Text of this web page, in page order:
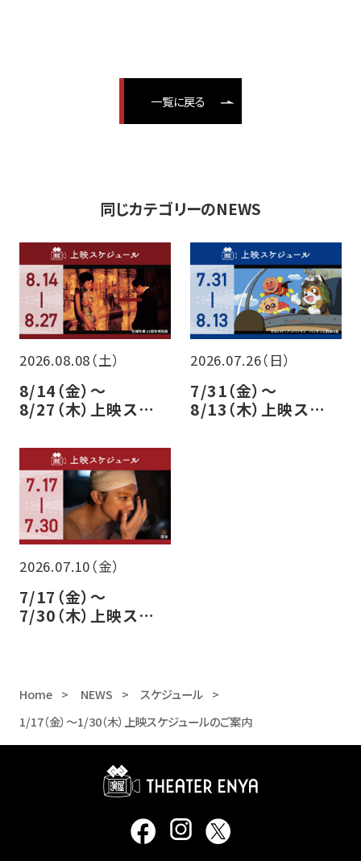
一覧に戻る
同じカテゴリーのNEWS
2026.08.08（土）
8/14（金）～
8/27（木）上映スケ
2026.07.26（日）
7/31（金）～
8/13（木）上映スケ
2026.07.10（金）
7/17（金）～
7/30（木）上映スケ
Home NEWS
スケジュール
1/17（金）～1/30（木）上映スケジュールのご案内